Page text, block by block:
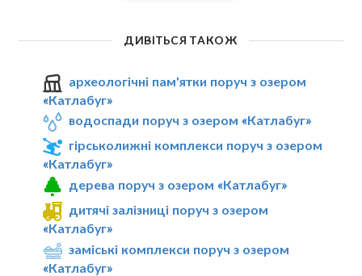
ДИВІТЬСЯ ТАКОЖ
археологічні пам'ятки поруч з озером
«Катлабуг»
водоспади поруч з озером «Катлабуг»
гірськолижні комплекси поруч з озером
«Катлабуг»
дерева поруч з озером «Катлабуг»
дитячі залізниці поруч з озером
«Катлабуг»
заміські комплекси поруч з озером
«Катлабуг»